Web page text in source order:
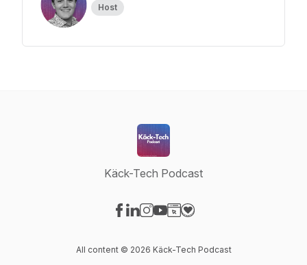
Host
Käck-Tech Podcast
All content © 2026 Käck-Tech Podcast